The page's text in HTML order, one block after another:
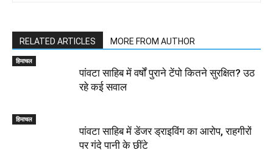
RELATED ARTICLES MORE FROM AUTHOR
हिमाचल
पांवटा साहिब में वर्षों पुराने टेंपो कितने सुरक्षित? उठ
रहे कई सवाल
हिमाचल
पांवटा साहिब में डेंजर ड्राइविंग का आरोप, राहगीरों
पर गंदे पानी के छींटे